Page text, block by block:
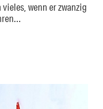
wenn er zwanzig